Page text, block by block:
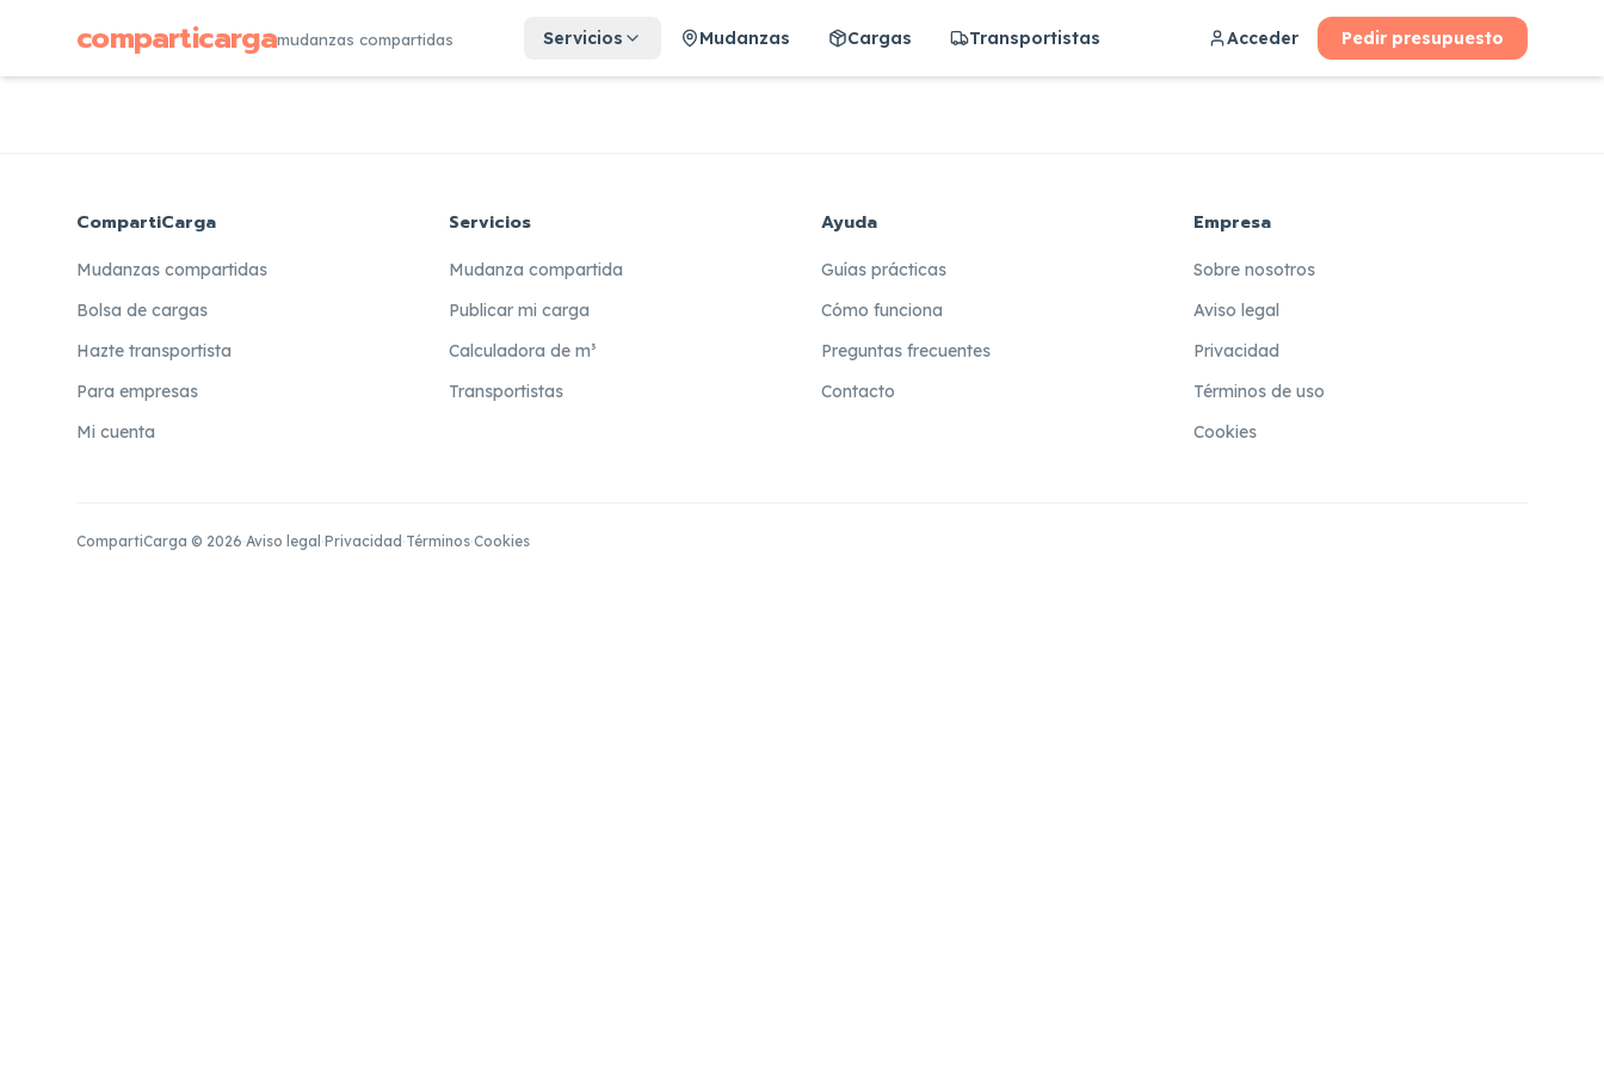
comparticargamudanzas compartidas Servicios Mudanzas Cargas Transportistas Acceder Pedir presupuesto
CompartiCarga
Mudanzas compartidas
Bolsa de cargas
Hazte transportista
Para empresas
Mi cuenta
Servicios
Mudanza compartida
Publicar mi carga
Calculadora de m³
Transportistas
Ayuda
Guías prácticas
Cómo funciona
Preguntas frecuentes
Contacto
Empresa
Sobre nosotros
Aviso legal
Privacidad
Términos de uso
Cookies
CompartiCarga © 2026·Aviso legal ·Privacidad ·Términos·Cookies